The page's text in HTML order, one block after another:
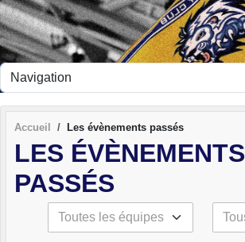
Accueil Les évènements passés
LES ÉVÈNEMENTS
PASSÉS
Panneau de gestion des cookies